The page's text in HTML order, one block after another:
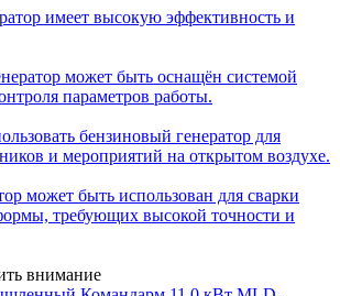
имеет высокую эффективность и
может быть оснащён системой
параметров работы.
бензиновый генератор для
и мероприятий на открытом воздухе.
может быть использован для сварки
требующих высокой точности и
внимание